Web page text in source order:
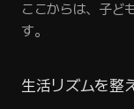
ここからは、子ど
す。
生活リズムを整